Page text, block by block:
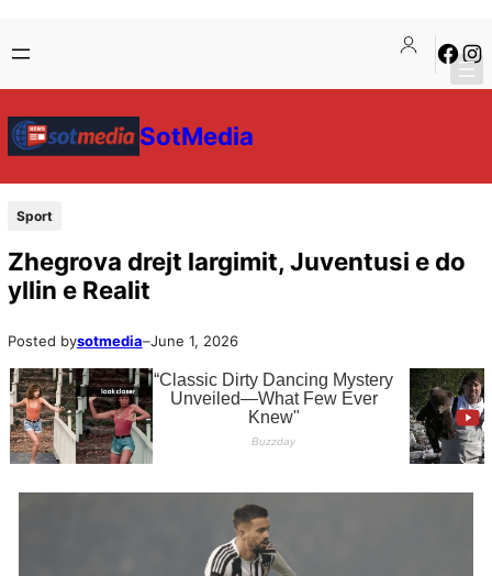
SotMedia
Sport
Zhegrova drejt largimit, Juventusi e do
yllin e Realit
Posted bysotmedia–June 1, 2026